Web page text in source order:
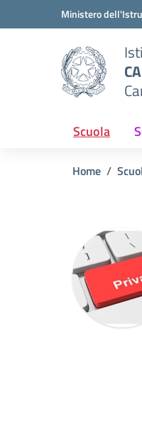
Vai ai contenuti
Vai al menu di navigazione
Ministero
Scuola
Home